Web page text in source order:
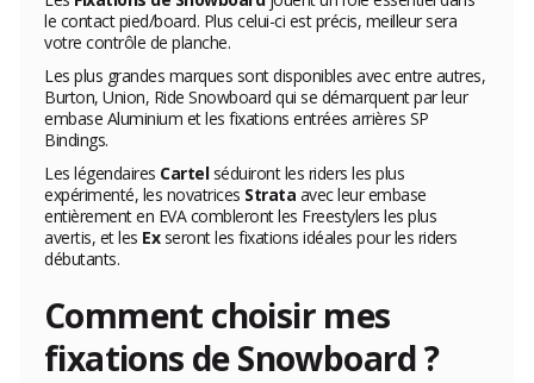
le contact pied/board. Plus celui-ci est précis, meilleur sera
votre contrôle de planche.
Les plus grandes marques sont disponibles avec entre autres,
Burton, Union, Ride Snowboard qui se démarquent par leur
embase Aluminium et les fixations entrées arrières SP
Bindings.
Les légendaires Cartelséduiront les riders les plus
expérimenté, les novatrices Strata avec leur embase
entièrement en EVA combleront les Freestylers les plus
avertis, et les Exseront les fixations idéales pour les riders
débutants.
Comment choisir mes
fixations de Snowboard ?